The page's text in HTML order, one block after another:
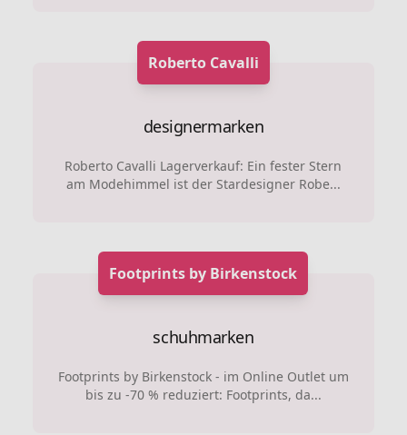
Roberto Cavalli
designermarken
Roberto Cavalli Lagerverkauf: Ein fester Stern
am Modehimmel ist der Stardesigner Robe...
Footprints by Birkenstock
schuhmarken
Footprints by Birkenstock - im Online Outlet um
bis zu -70 % reduziert: Footprints, da...